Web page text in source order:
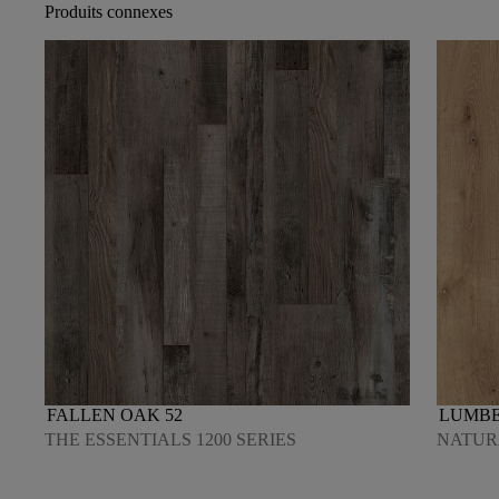
Produits connexes
FALLEN OAK 52
THE ESSENTIALS 1200 SERIES